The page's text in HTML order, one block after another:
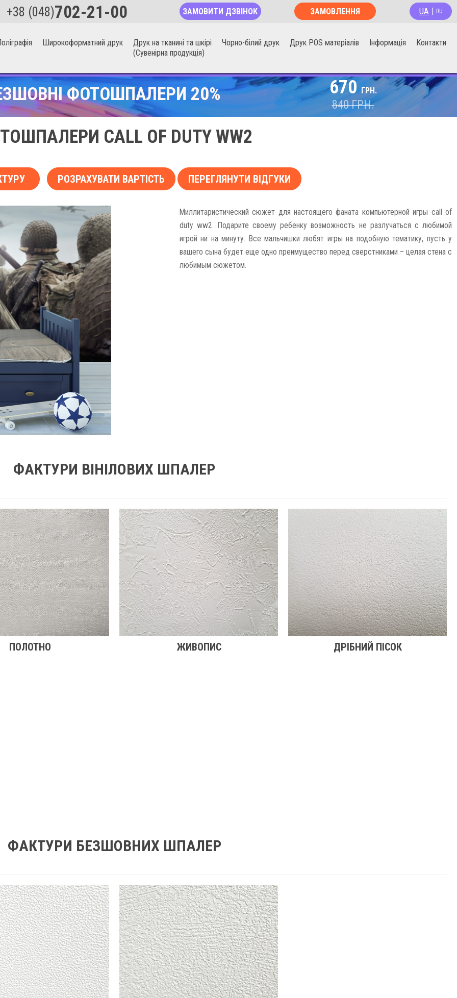
+38 (048)702-21-00 ЗАМОВИТИ ДЗВІНОК
ЗАМОВЛЕННЯ
UA RU
Широкоформатний друк
Друк на тканині та шкірі
(Сувенірна продукція)
Чорно-білий друк Друк POS матеріалів Інформація Контакти
ФОТОШПАЛЕРИ 20% 670ГРН.
840ГРН.
CALL OF DUTY WW2
РОЗРАХУВАТИ ВАРТІСТЬ ПЕРЕГЛЯНУТИ ВІДГУКИ
Миллитаристический сюжет для настоящего фаната компьютерной игры call of
duty ww2. Подарите своему ребенку возможность не разлучаться с любимой
игрой ни на минуту. Все мальчишки любят игры на подобную тематику, пусть у
вашего сына будет еще одно преимущество перед сверстниками – целая стена с
любимым сюжетом.
ФАКТУРИ ВІНІЛОВИХ ШПАЛЕР
ПОЛОТНО ЖИВОПИС ДРІБНИЙ ПІСОК
ФАКТУРИ БЕЗШОВНИХ ШПАЛЕР